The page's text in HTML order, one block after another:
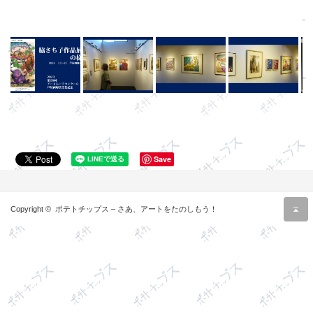
Save
Copyright © ポテトチップス – さあ、アートをたのしもう！